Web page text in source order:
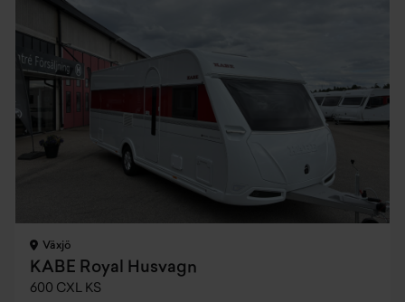
Växjö
KABE Royal Husvagn
600 CXL KS